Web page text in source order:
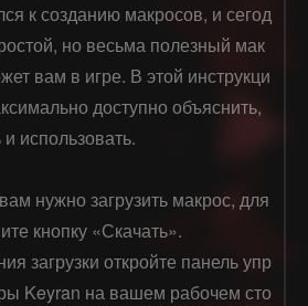
к созданию макросов, и сегод
но весьма полезный мак
вам в игре. В этой инструкци
доступно объяснить,
и использовать.
нужно загрузить макрос, для
кнопку «Скачать».
загрузки откройте панель упр
Keyran на вашем рабочем сто